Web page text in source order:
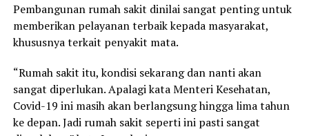
Pembangunan rumah sakit dinilai sangat penting untuk
memberikan pelayanan terbaik kepada masyarakat,
khususnya terkait penyakit mata.
“Rumah sakit itu, kondisi sekarang dan nanti akan
sangat diperlukan. Apalagi kata Menteri Kesehatan,
Covid-19 ini masih akan berlangsung hingga lima tahun
ke depan. Jadi rumah sakit seperti ini pasti sangat